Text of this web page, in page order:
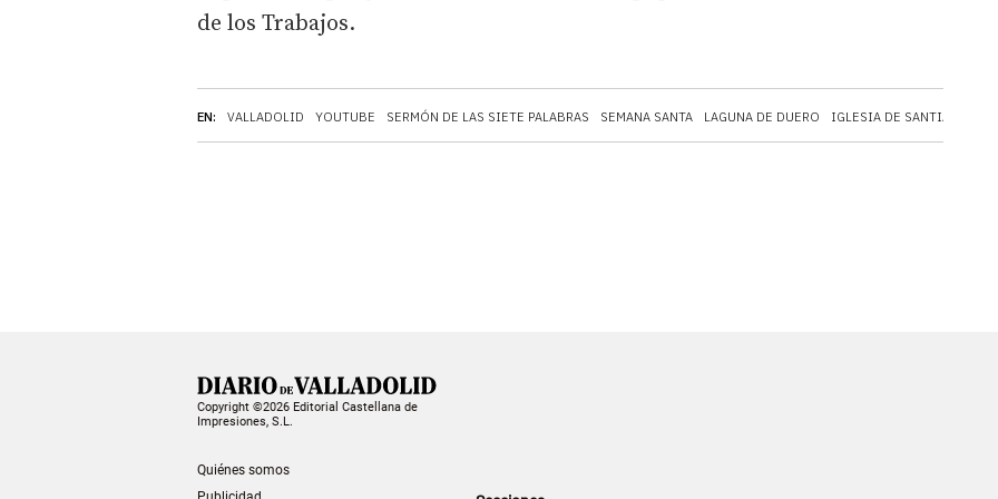
EN: VALLADOLID YOUTUBE SERMÓN DE LAS SIETE PALABRAS SEMANA SANTA LAGUNA DE DUERO IGLESIA DE SANTIAGO DE
de los Trabajos.
Copyright ©2026 Editorial Castellana de
Impresiones, S.L.
Quiénes somos